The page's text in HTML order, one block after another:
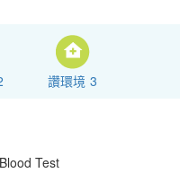
讚環境 3
Blood Test